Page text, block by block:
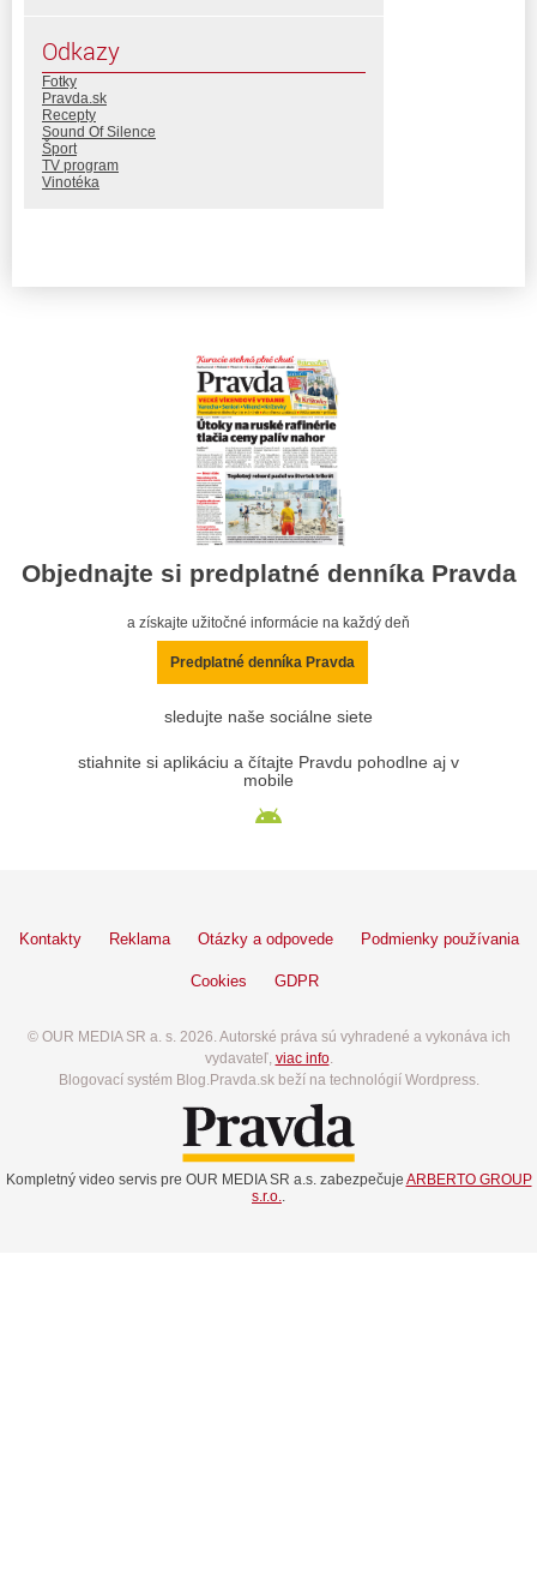
Odkazy
Fotky
Pravda.sk
Recepty
Sound Of Silence
Šport
TV program
Vinotéka
Objednajte si predplatné denníka Pravda
a získajte užitočné informácie na každý deň
Predplatné denníka Pravda
sledujte naše sociálne siete
stiahnite si aplikáciu a čítajte Pravdu pohodlne aj v
mobile
Kontakty Reklama Otázky a odpovede Podmienky používania
Cookies GDPR
© OUR MEDIA SR a. s. 2026. Autorské práva sú vyhradené a vykonáva ich
vydavateľ, viac info.
Blogovací systém Blog.Pravda.sk beží na technológií Wordpress.
Kompletný video servis pre OUR MEDIA SR a.s. zabezpečuje ARBERTO GROUP
s.r.o..